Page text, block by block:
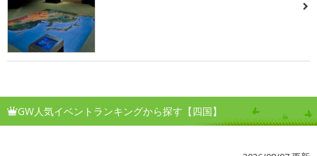
GW人気イベントランキングから探す【四国】